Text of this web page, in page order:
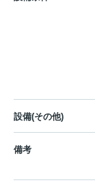
設備(その他)
備考